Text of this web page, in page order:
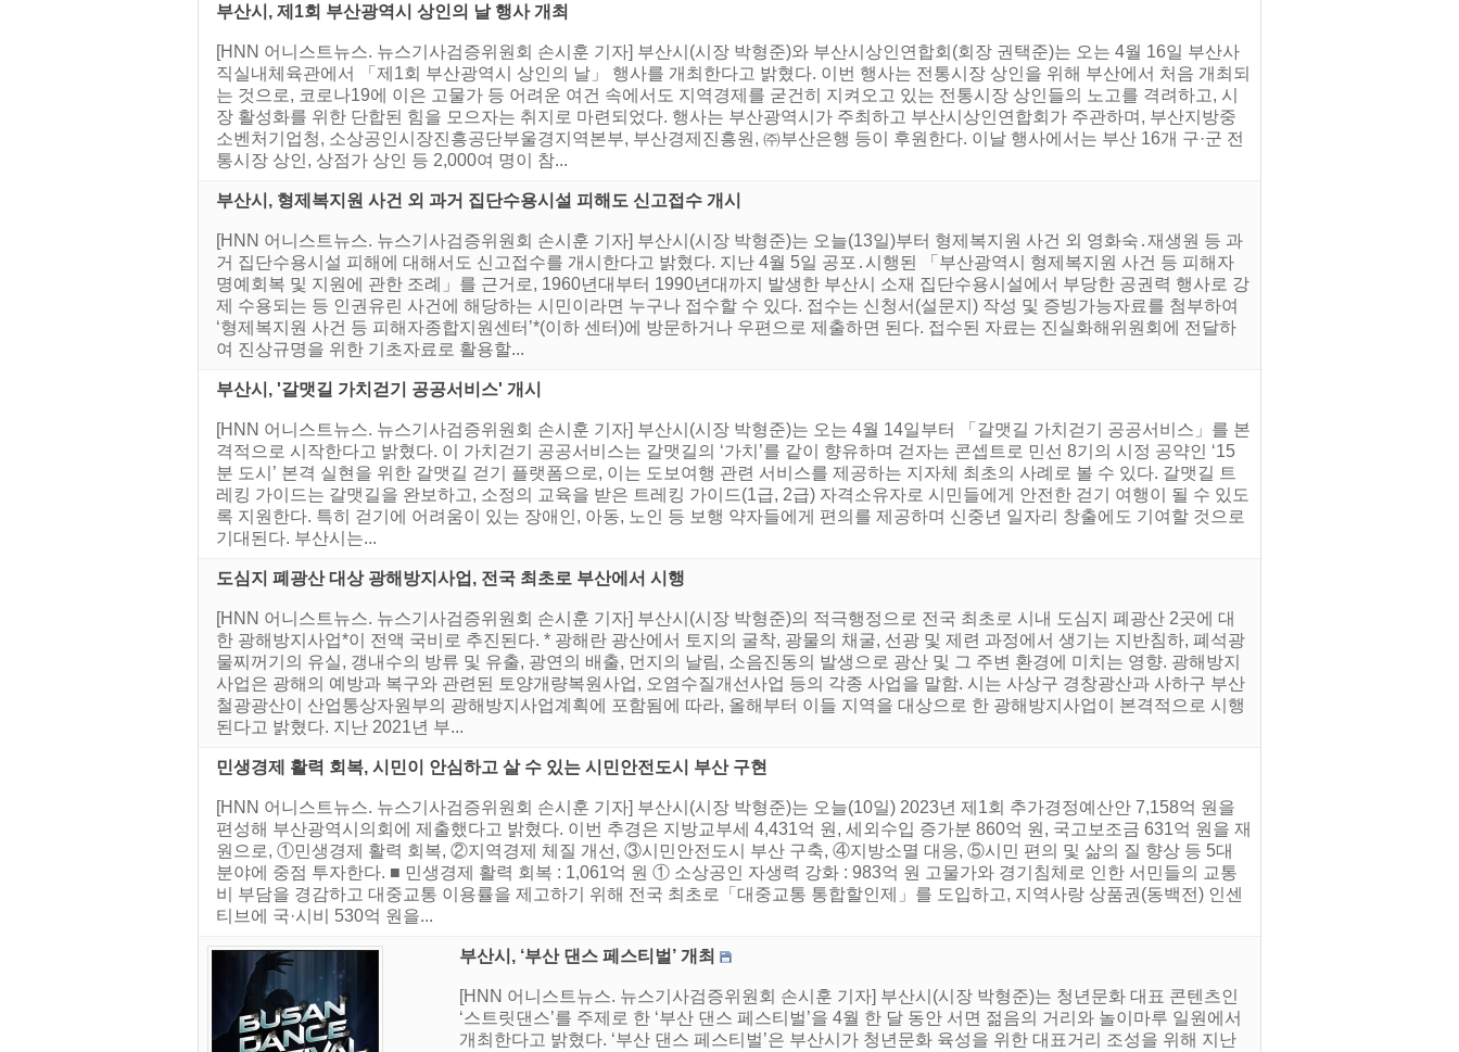
부산시, 제1회 부산광역시 상인의 날 행사 개최
[HNN 어니스트뉴스. 뉴스기사검증위원회 손시훈 기자] 부산시(시장 박형준)와 부산시상인연합회(회장 권택준)는 오는 4월 16일 부산사
직실내체육관에서 「제1회 부산광역시 상인의 날」 행사를 개최한다고 밝혔다. 이번 행사는 전통시장 상인을 위해 부산에서 처음 개최되
는 것으로, 코로나19에 이은 고물가 등 어려운 여건 속에서도 지역경제를 굳건히 지켜오고 있는 전통시장 상인들의 노고를 격려하고, 시
장 활성화를 위한 단합된 힘을 모으자는 취지로 마련되었다. 행사는 부산광역시가 주최하고 부산시상인연합회가 주관하며, 부산지방중
소벤처기업청, 소상공인시장진흥공단부울경지역본부, 부산경제진흥원, ㈜부산은행 등이 후원한다. 이날 행사에서는 부산 16개 구·군 전
통시장 상인, 상점가 상인 등 2,000여 명이 참...
부산시, 형제복지원 사건 외 과거 집단수용시설 피해도 신고접수 개시
[HNN 어니스트뉴스. 뉴스기사검증위원회 손시훈 기자] 부산시(시장 박형준)는 오늘(13일)부터 형제복지원 사건 외 영화숙․재생원 등 과
거 집단수용시설 피해에 대해서도 신고접수를 개시한다고 밝혔다. 지난 4월 5일 공포․시행된 「부산광역시 형제복지원 사건 등 피해자
명예회복 및 지원에 관한 조례」를 근거로, 1960년대부터 1990년대까지 발생한 부산시 소재 집단수용시설에서 부당한 공권력 행사로 강
제 수용되는 등 인권유린 사건에 해당하는 시민이라면 누구나 접수할 수 있다. 접수는 신청서(설문지) 작성 및 증빙가능자료를 첨부하여
‘형제복지원 사건 등 피해자종합지원센터’*(이하 센터)에 방문하거나 우편으로 제출하면 된다. 접수된 자료는 진실화해위원회에 전달하
여 진상규명을 위한 기초자료로 활용할...
부산시, '갈맷길 가치걷기 공공서비스' 개시
[HNN 어니스트뉴스. 뉴스기사검증위원회 손시훈 기자] 부산시(시장 박형준)는 오는 4월 14일부터 「갈맷길 가치걷기 공공서비스」를 본
격적으로 시작한다고 밝혔다. 이 가치걷기 공공서비스는 갈맷길의 ‘가치’를 같이 향유하며 걷자는 콘셉트로 민선 8기의 시정 공약인 ‘15
분 도시’ 본격 실현을 위한 갈맷길 걷기 플랫폼으로, 이는 도보여행 관련 서비스를 제공하는 지자체 최초의 사례로 볼 수 있다. 갈맷길 트
레킹 가이드는 갈맷길을 완보하고, 소정의 교육을 받은 트레킹 가이드(1급, 2급) 자격소유자로 시민들에게 안전한 걷기 여행이 될 수 있도
록 지원한다. 특히 걷기에 어려움이 있는 장애인, 아동, 노인 등 보행 약자들에게 편의를 제공하며 신중년 일자리 창출에도 기여할 것으로
기대된다. 부산시는...
도심지 폐광산 대상 광해방지사업, 전국 최초로 부산에서 시행
[HNN 어니스트뉴스. 뉴스기사검증위원회 손시훈 기자] 부산시(시장 박형준)의 적극행정으로 전국 최초로 시내 도심지 폐광산 2곳에 대
한 광해방지사업*이 전액 국비로 추진된다. * 광해란 광산에서 토지의 굴착, 광물의 채굴, 선광 및 제련 과정에서 생기는 지반침하, 폐석광
물찌꺼기의 유실, 갱내수의 방류 및 유출, 광연의 배출, 먼지의 날림, 소음진동의 발생으로 광산 및 그 주변 환경에 미치는 영향. 광해방지
사업은 광해의 예방과 복구와 관련된 토양개량복원사업, 오염수질개선사업 등의 각종 사업을 말함. 시는 사상구 경창광산과 사하구 부산
철광광산이 산업통상자원부의 광해방지사업계획에 포함됨에 따라, 올해부터 이들 지역을 대상으로 한 광해방지사업이 본격적으로 시행
된다고 밝혔다. 지난 2021년 부...
민생경제 활력 회복, 시민이 안심하고 살 수 있는 시민안전도시 부산 구현
[HNN 어니스트뉴스. 뉴스기사검증위원회 손시훈 기자] 부산시(시장 박형준)는 오늘(10일) 2023년 제1회 추가경정예산안 7,158억 원을
편성해 부산광역시의회에 제출했다고 밝혔다. 이번 추경은 지방교부세 4,431억 원, 세외수입 증가분 860억 원, 국고보조금 631억 원을 재
원으로, ①민생경제 활력 회복, ②지역경제 체질 개선, ③시민안전도시 부산 구축, ④지방소멸 대응, ⑤시민 편의 및 삶의 질 향상 등 5대
분야에 중점 투자한다. ■ 민생경제 활력 회복 : 1,061억 원 ① 소상공인 자생력 강화 : 983억 원 고물가와 경기침체로 인한 서민들의 교통
비 부담을 경감하고 대중교통 이용률을 제고하기 위해 전국 최초로「대중교통 통합할인제」를 도입하고, 지역사랑 상품권(동백전) 인센
티브에 국·시비 530억 원을...
부산시, ‘부산 댄스 페스티벌’ 개최
[HNN 어니스트뉴스. 뉴스기사검증위원회 손시훈 기자] 부산시(시장 박형준)는 청년문화 대표 콘텐츠인
‘스트릿댄스’를 주제로 한 ‘부산 댄스 페스티벌’을 4월 한 달 동안 서면 젊음의 거리와 놀이마루 일원에서
개최한다고 밝혔다. ‘부산 댄스 페스티벌’은 부산시가 청년문화 육성을 위한 대표거리 조성을 위해 지난